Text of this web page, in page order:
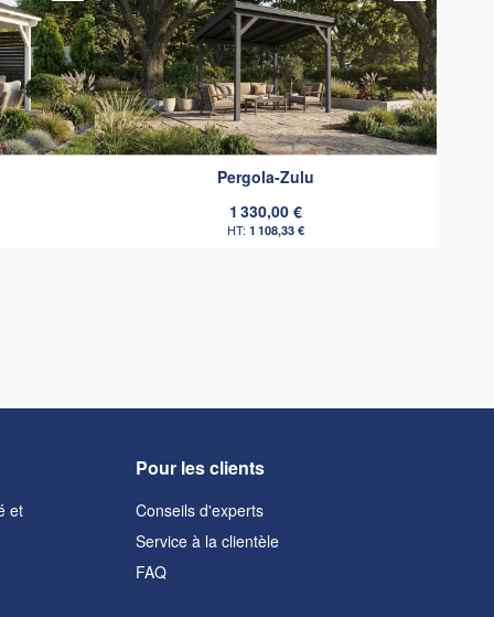
Pergola-Zulu
1 330,00 €
1 108,33 €
Pour les clients
Conseils d'experts
Service à la clientèle
FAQ
et